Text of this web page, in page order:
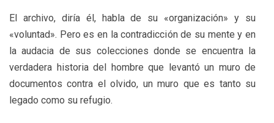
El archivo, diría él, habla de su «organización» y su
«voluntad». Pero es en la contradicción de su mente y en
la audacia de sus colecciones donde se encuentra la
verdadera historia del hombre que levantó un muro de
documentos contra el olvido, un muro que es tanto su
legado como su refugio.